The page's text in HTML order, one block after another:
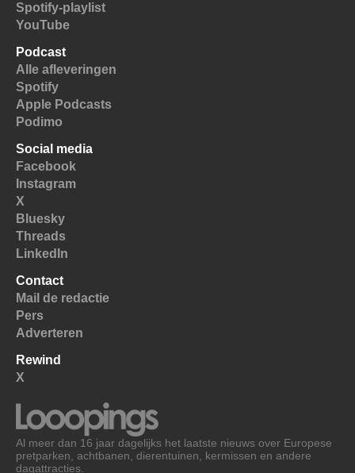
Spotify-playlist
YouTube
Podcast
Alle afleveringen
Spotify
Apple Podcasts
Podimo
Social media
Facebook
Instagram
X
Bluesky
Threads
LinkedIn
Contact
Mail de redactie
Pers
Adverteren
Rewind
X
Al meer dan 16 jaar dagelijks het laatste nieuws over Europese
pretparken, achtbanen, dierentuinen, kermissen en andere
dagattracties.